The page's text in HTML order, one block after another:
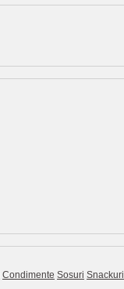
Condimente Sosuri Snackuri